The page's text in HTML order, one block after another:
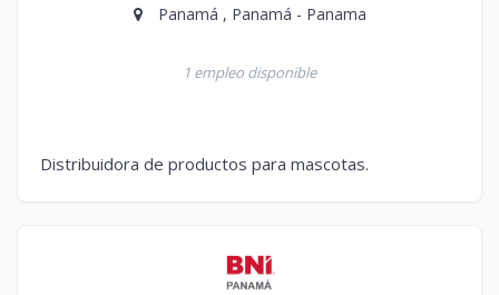
Panamá , Panamá - Panama
1 empleo disponible
Distribuidora de productos para mascotas.